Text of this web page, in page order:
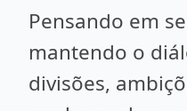
Pensando em
mantendo o
divisões,